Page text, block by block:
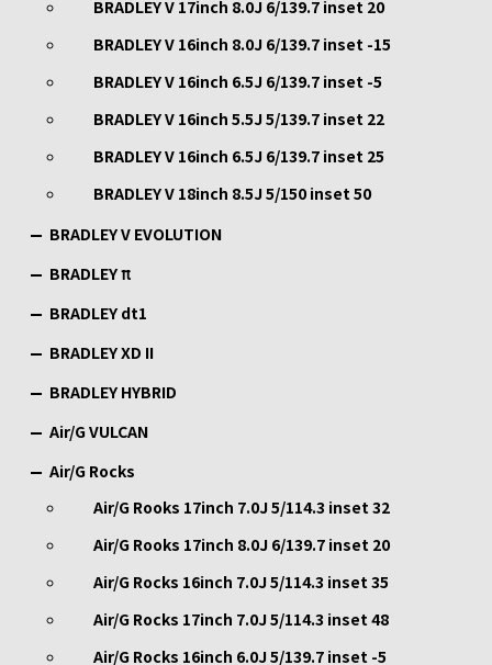
BRADLEY V 17inch 8.0J 6/139.7 inset 20
BRADLEY V 16inch 8.0J 6/139.7 inset -15
BRADLEY V 16inch 6.5J 6/139.7 inset -5
BRADLEY V 16inch 5.5J 5/139.7 inset 22
BRADLEY V 16inch 6.5J 6/139.7 inset 25
BRADLEY V 18inch 8.5J 5/150 inset 50
BRADLEY V EVOLUTION
BRADLEY π
BRADLEY dt1
BRADLEY XD II
BRADLEY HYBRID
Air/G VULCAN
Air/G Rocks
Air/G Rooks 17inch 7.0J 5/114.3 inset 32
Air/G Rooks 17inch 8.0J 6/139.7 inset 20
Air/G Rocks 16inch 7.0J 5/114.3 inset 35
Air/G Rocks 17inch 7.0J 5/114.3 inset 48
Air/G Rocks 16inch 6.0J 5/139.7 inset -5